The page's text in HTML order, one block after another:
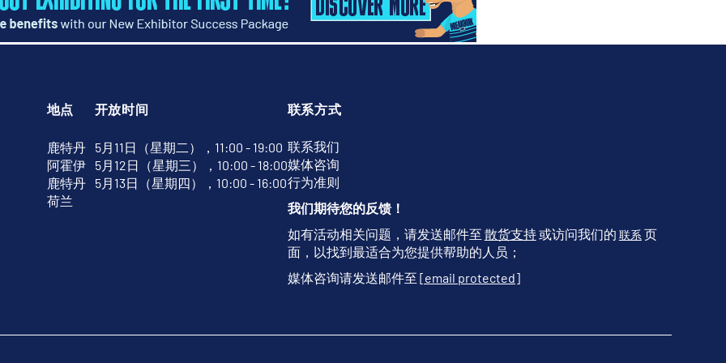
地点
鹿特丹
阿霍伊
鹿特丹
荷兰
开放时间
5月11日（星期二），11:00 - 19:00
5月12日（星期三），10:00 - 18:00
5月13日（星期四），10:00 - 16:00
联系方式
联系我们
媒体咨询
行为准则
我们期待您的反馈！
如有活动相关问题，请发送邮件至 散货支持或访问我们的 联系 页
面，以找到最适合为您提供帮助的人员；
媒体咨询请发送邮件至 [email protected]